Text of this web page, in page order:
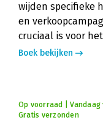
wijden specifieke
en
cruciaal is voor
Boek bekijken
Op voorraad | Vandaag
Gratis verzonden